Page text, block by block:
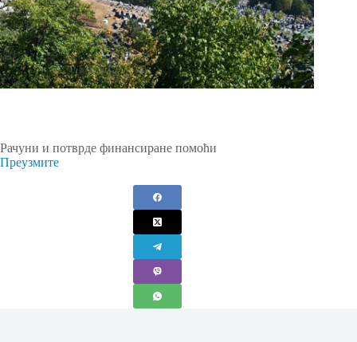
Рачуни и потврде финансиране помоћи
Преузмите